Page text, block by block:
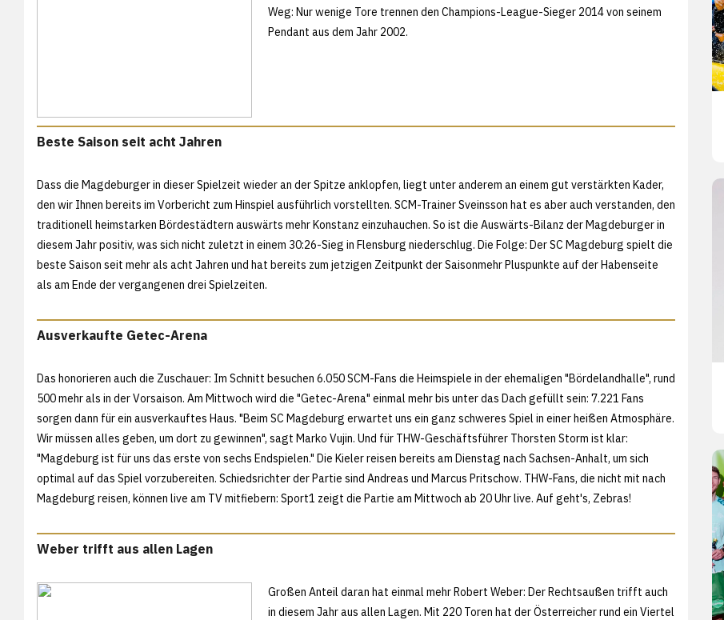
Weg: Nur wenige Tore trennen den Champions-League-Sieger 2014 von seinem
Pendant aus dem Jahr 2002.
Beste Saison seit acht Jahren
Dass die Magdeburger in dieser Spielzeit wieder an der Spitze anklopfen, liegt unter anderem an einem gut verstärkten Kader,
den wir Ihnen bereits im Vorbericht zum Hinspiel ausführlich vorstellten. SCM-Trainer Sveinsson hat es aber auch verstanden, den
traditionell heimstarken Bördestädtern auswärts mehr Konstanz einzuhauchen. So ist die Auswärts-Bilanz der Magdeburger in
diesem Jahr positiv, was sich nicht zuletzt in einem 30:26-Sieg in Flensburg niederschlug. Die Folge: Der SC Magdeburg spielt die
beste Saison seit mehr als acht Jahren und hat bereits zum jetzigen Zeitpunkt der Saisonmehr Pluspunkte auf der Habenseite
als am Ende der vergangenen drei Spielzeiten.
Ausverkaufte Getec-Arena
Das honorieren auch die Zuschauer: Im Schnitt besuchen 6.050 SCM-Fans die Heimspiele in der ehemaligen "Bördelandhalle", rund
500 mehr als in der Vorsaison. Am Mittwoch wird die "Getec-Arena" einmal mehr bis unter das Dach gefüllt sein: 7.221 Fans
sorgen dann für ein ausverkauftes Haus. "Beim SC Magdeburg erwartet uns ein ganz schweres Spiel in einer heißen Atmosphäre.
Wir müssen alles geben, um dort zu gewinnen", sagt Marko Vujin. Und für THW-Geschäftsführer Thorsten Storm ist klar:
"Magdeburg ist für uns das erste von sechs Endspielen." Die Kieler reisen bereits am Dienstag nach Sachsen-Anhalt, um sich
optimal auf das Spiel vorzubereiten. Schiedsrichter der Partie sind Andreas und Marcus Pritschow. THW-Fans, die nicht mit nach
Magdeburg reisen, können live am TV mitfiebern: Sport1 zeigt die Partie am Mittwoch ab 20 Uhr live. Auf geht's, Zebras!
Weber trifft aus allen Lagen
Großen Anteil daran hat einmal mehr Robert Weber: Der Rechtsaußen trifft auch
in diesem Jahr aus allen Lagen. Mit 220 Toren hat der Österreicher rund ein Viertel